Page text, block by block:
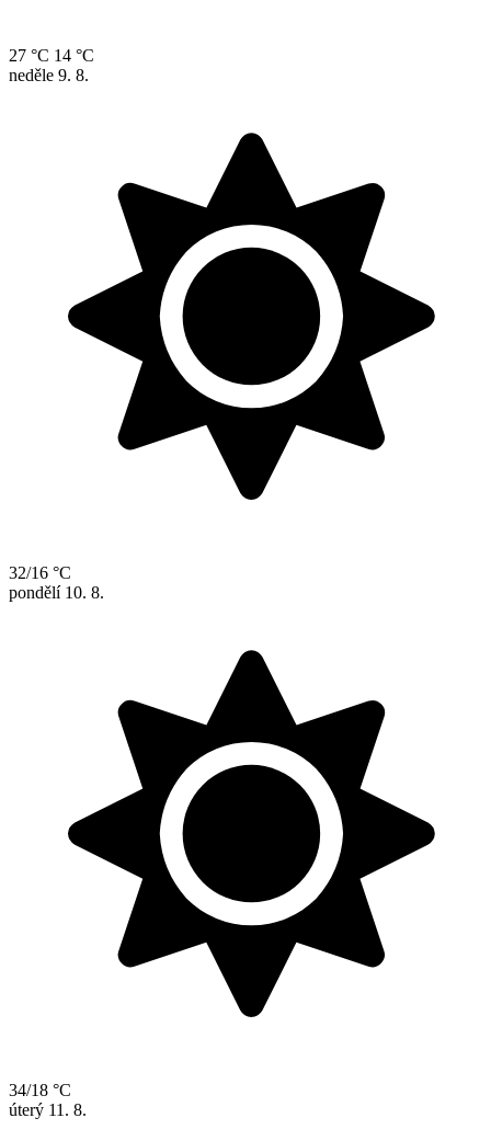
27 °C 14 °C
neděle 9. 8.
32/16 °C
pondělí 10. 8.
34/18 °C
úterý 11. 8.